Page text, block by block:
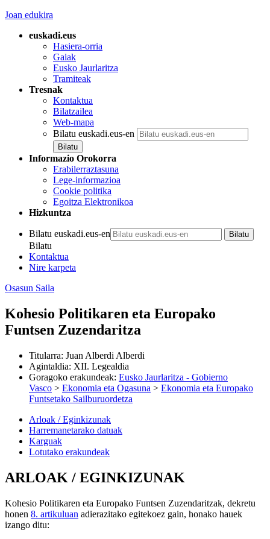
Joan edukira
euskadi.eus
Hasiera-orria
Gaiak
Eusko Jaurlaritza
Tramiteak
Tresnak
Kontaktua
Bilatzailea
Web-mapa
Bilatu euskadi.eus-en
Informazio Orokorra
Erabilerraztasuna
Lege-informazioa
Cookie politika
Egoitza Elektronikoa
Hizkuntza
Bilatu euskadi.eus-en
Bilatu
Kontaktua
Nire karpeta
Osasun Saila
Kohesio Politikaren eta Europako
Funtsen Zuzendaritza
Titularra: Juan Alberdi Alberdi
Agintaldia: XII. Legealdia
Goragoko erakundeak: Eusko Jaurlaritza - Gobierno
Vasco > Ekonomia eta Ogasuna > Ekonomia eta Europako
Funtsetako Sailburuordetza
Arloak / Eginkizunak
Harremanetarako datuak
Karguak
Lotutako erakundeak
ARLOAK / EGINKIZUNAK
Kohesio Politikaren eta Europako Funtsen Zuzendaritzak, dekretu
honen 8. artikuluan adierazitako egitekoez gain, honako hauek
izango ditu: